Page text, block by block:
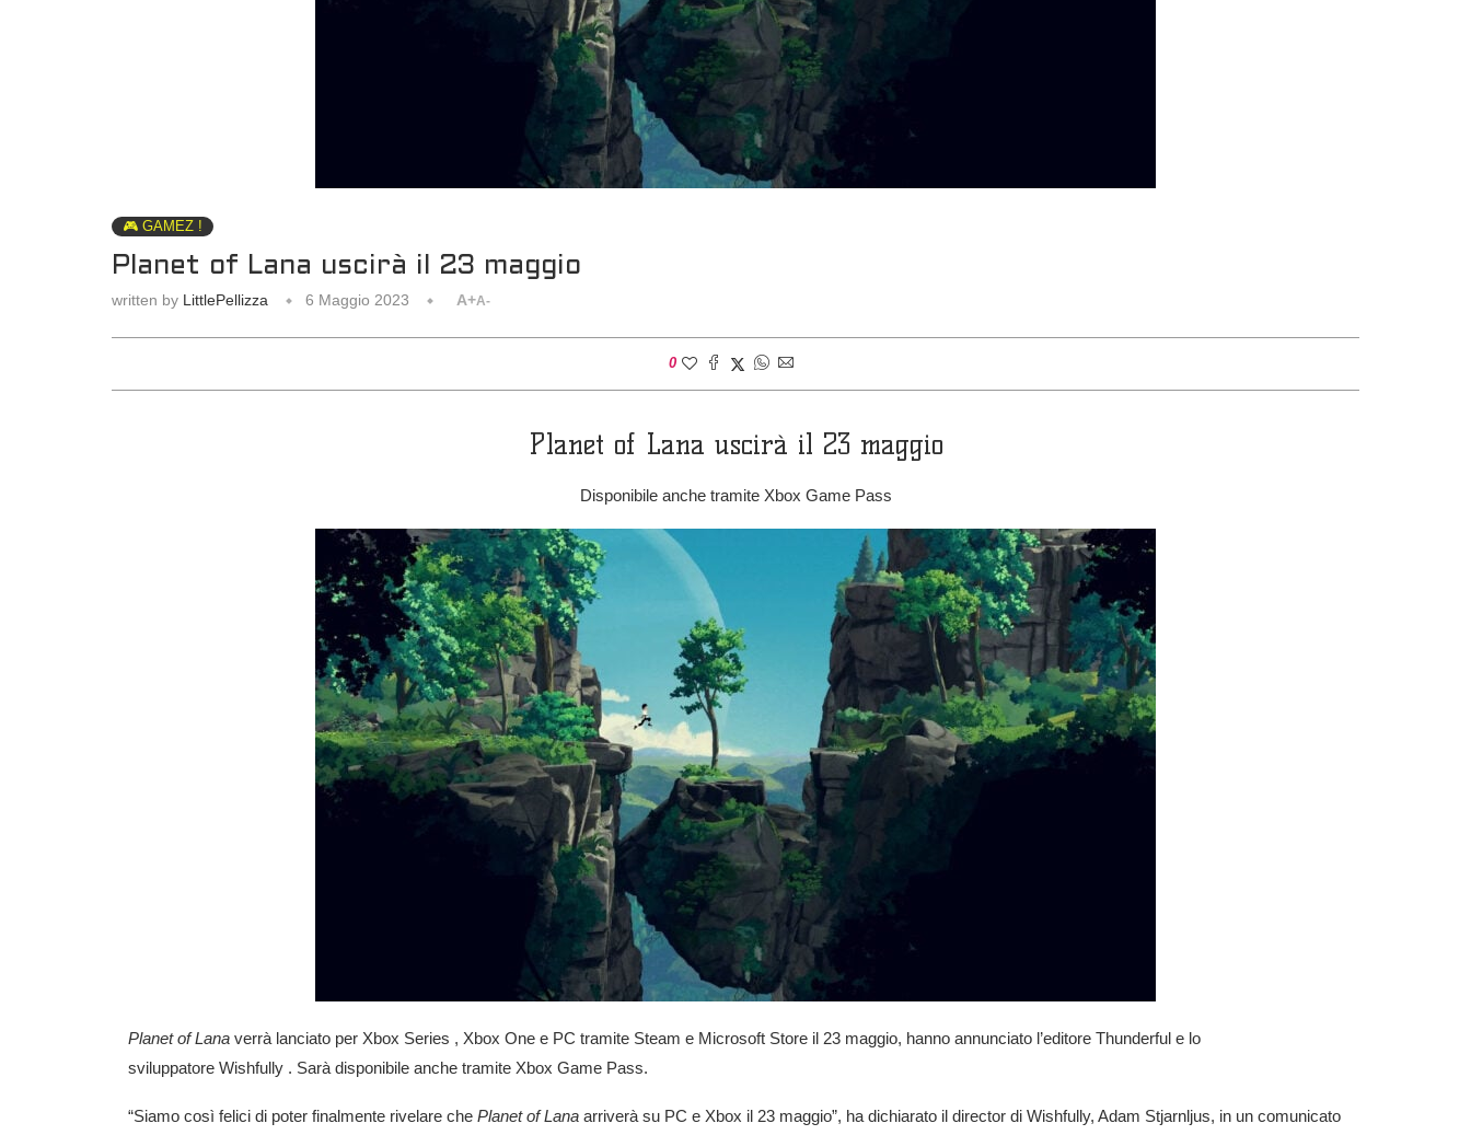
🎮 GAMEZ !
Planet of Lana uscirà il 23 maggio
written by LittlePellizza 6 Maggio 2023 A+A-
0
Planet of Lana uscirà il 23 maggio
Disponibile anche tramite Xbox Game Pass
Planet of Lana verrà lanciato per Xbox Series , Xbox One e PC tramite Steam e Microsoft Store il 23 maggio, hanno annunciato l’editore Thunderful e lo
sviluppatore Wishfully . Sarà disponibile anche tramite Xbox Game Pass.
“Siamo così felici di poter finalmente rivelare che Planet of Lana arriverà su PC e Xbox il 23 maggio”, ha dichiarato il director di Wishfully, Adam Stjarnljus, in un comunicato